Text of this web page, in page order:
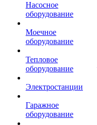
Насосное
оборудование
Моечное
оборудование
Тепловое
оборудование
Электростанции
Гаражное
оборудование